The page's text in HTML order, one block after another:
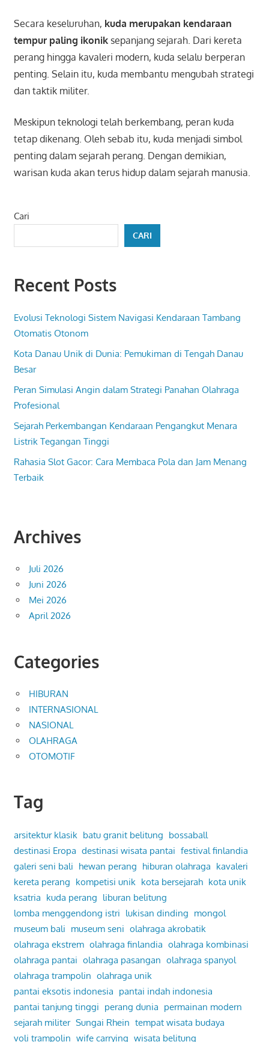
Secara keseluruhan, kuda merupakan kendaraan
tempur paling ikoniksepanjang sejarah. Dari kereta
perang hingga kavaleri modern, kuda selalu berperan
penting. Selain itu, kuda membantu mengubah strategi
dan taktik militer.
Meskipun teknologi telah berkembang, peran kuda
tetap dikenang. Oleh sebab itu, kuda menjadi simbol
penting dalam sejarah perang. Dengan demikian,
warisan kuda akan terus hidup dalam sejarah manusia.
Cari
CARI
Recent Posts
Evolusi Teknologi Sistem Navigasi Kendaraan Tambang
Otomatis Otonom
Kota Danau Unik di Dunia: Pemukiman di Tengah Danau
Besar
Peran Simulasi Angin dalam Strategi Panahan Olahraga
Profesional
Sejarah Perkembangan Kendaraan Pengangkut Menara
Listrik Tegangan Tinggi
Rahasia Slot Gacor: Cara Membaca Pola dan Jam Menang
Terbaik
Archives
Juli 2026
Juni 2026
Mei 2026
April 2026
Categories
HIBURAN
INTERNASIONAL
NASIONAL
OLAHRAGA
OTOMOTIF
Tag
arsitektur klasik batu granit belitung bossaball
destinasi Eropa destinasi wisata pantai festival finlandia
galeri seni bali hewan perang hiburan olahraga kavaleri
kereta perang kompetisi unik kota bersejarah kota unik
ksatria kuda perang liburan belitung
lomba menggendong istri lukisan dinding mongol
museum bali museum seni olahraga akrobatik
olahraga ekstrem olahraga finlandia olahraga kombinasi
olahraga pantai olahraga pasangan olahraga spanyol
olahraga trampolin olahraga unik
pantai eksotis indonesia pantai indah indonesia
pantai tanjung tinggi perang dunia permainan modern
sejarah militer Sungai Rhein tempat wisata budaya
voli trampolin wife carrying wisata belitung